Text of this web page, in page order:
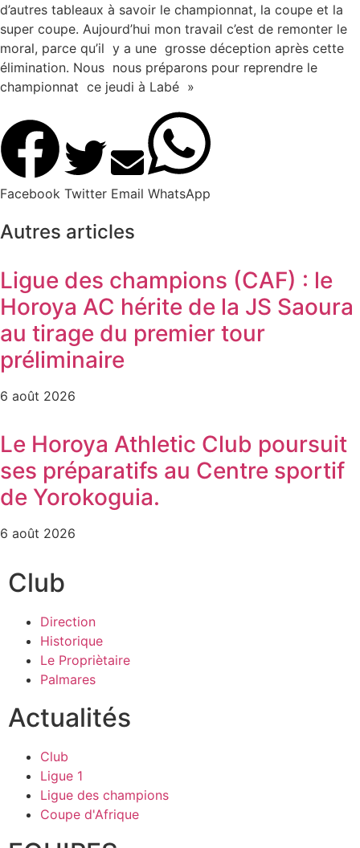
d’autres tableaux à savoir le championnat, la coupe et la
super coupe. Aujourd’hui mon travail c’est de remonter le
moral, parce qu’il y a une grosse déception après cette
élimination. Nous nous préparons pour reprendre le
championnat ce jeudi à Labé »
Facebook Twitter Email WhatsApp
Autres articles
Ligue des champions (CAF) : le
Horoya AC hérite de la JS Saoura
au tirage du premier tour
préliminaire
6 août 2026
Le Horoya Athletic Club poursuit
ses préparatifs au Centre sportif
de Yorokoguia.
6 août 2026
Club
Direction
Historique
Le Propriètaire
Palmares
Actualités
Club
Ligue 1
Ligue des champions
Coupe d'Afrique